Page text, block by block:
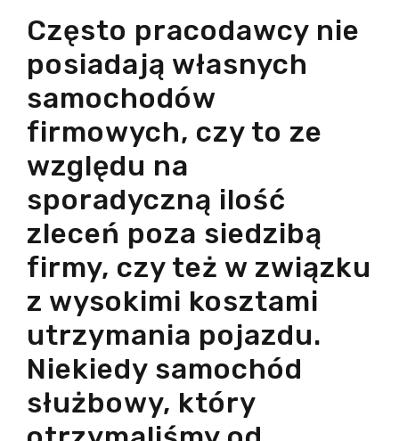
Często pracodawcy nie
posiadają własnych
samochodów
firmowych, czy to ze
względu na
sporadyczną ilość
zleceń poza siedzibą
firmy, czy też w związku
z wysokimi kosztami
utrzymania pojazdu.
Niekiedy samochód
służbowy, który